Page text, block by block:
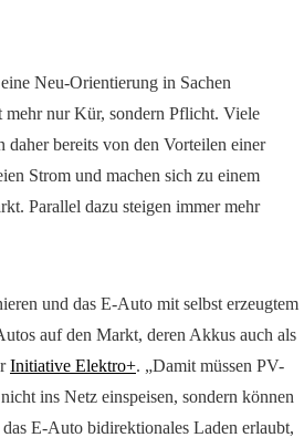
Neu-Orientierung in Sachen
mehr nur Kür, sondern Pflicht. Viele
bereits von den Vorteilen einer
Strom und machen sich zu einem
Parallel dazu steigen immer mehr
und das E-Auto mit selbst erzeugtem
auf den Markt, deren Akkus auch als
Initiative Elektro+. „Damit müssen PV-
ins Netz einspeisen, sondern können
E-Auto bidirektionales Laden erlaubt,